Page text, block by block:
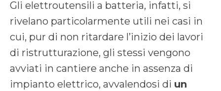
Gli elettroutensili a batteria, infatti, si
rivelano particolarmente utili nei casi in
cui, pur di non ritardare l’inizio dei lavori
di ristrutturazione, gli stessi vengono
avviati in cantiere anche in assenza di
impianto elettrico, avvalendosi di un